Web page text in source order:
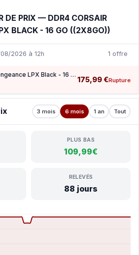
DE PRIX — DDR4 CORSAIR
BLACK - 16 GO ((2X8GO))
2026 à 12h 1 offre
DDR4 Corsair Vengeance LPX Black - 16 Go ((2x8Go)) 2666 MHz - CAS 16
175,99 €Rupture
3 mois 6 mois 1 an Tout
PLUS BAS
109,99€
RELEVÉS
88 jours